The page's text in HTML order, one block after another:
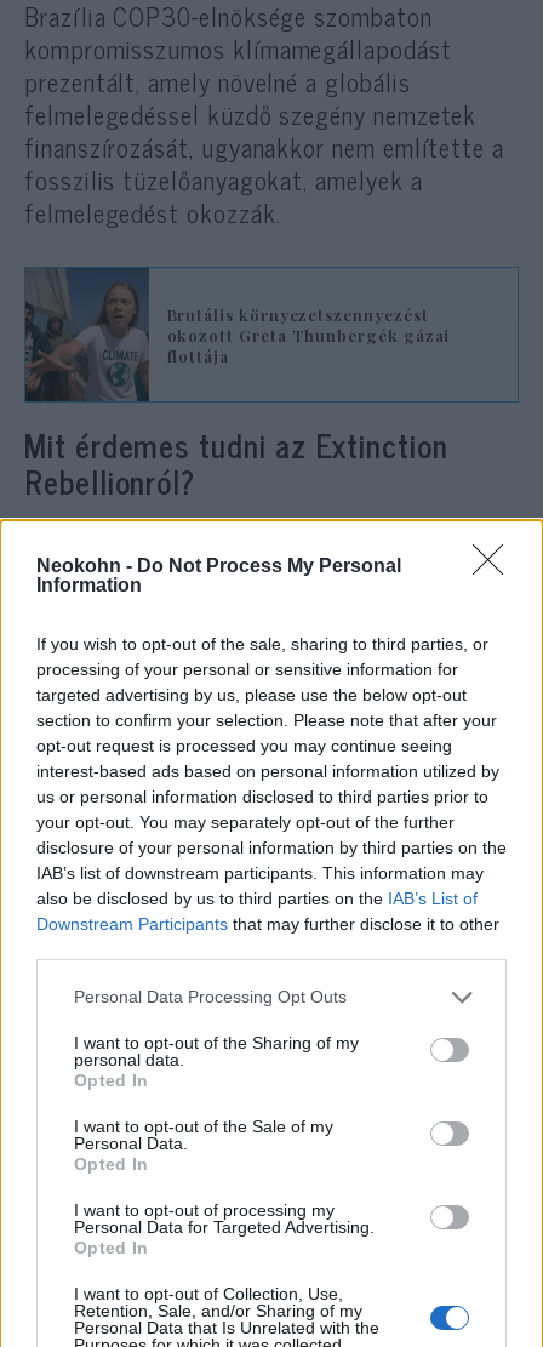
Neokohn - Do Not Process My Personal
Information
If you wish to opt-out of the sale, sharing to third parties, or
processing of your personal or sensitive information for
targeted advertising by us, please use the below opt-out
section to confirm your selection. Please note that after your
opt-out request is processed you may continue seeing
interest-based ads based on personal information utilized by
us or personal information disclosed to third parties prior to
your opt-out. You may separately opt-out of the further
disclosure of your personal information by third parties on the
IAB’s list of downstream participants. This information may
also be disclosed by us to third parties on the IAB’s List of
Downstream Participants that may further disclose it to other
Please note that this website/app uses one or more Google
not limited to your visit or usage behaviour. You may click to
grant or deny consent to Google and its third-party tags to
use your data for below specified purposes in below Google
consent section.
Personal Data Processing Opt Outs
I want to opt-out of the Sharing of my
personal data.
Opted In
I want to opt-out of the Sale of my
Personal Data.
Opted In
I want to opt-out of processing my
Personal Data for Targeted Advertising.
Opted In
I want to opt-out of Collection, Use,
Retention, Sale, and/or Sharing of my
Personal Data that Is Unrelated with the
Brazília COP30-elnöksége szombaton
kompromisszumos klímamegállapodást
prezentált, amely növelné a globális
felmelegedéssel küzdő szegény nemzetek
finanszírozását, ugyanakkor nem említette a
fosszilis tüzelőanyagokat, amelyek a
felmelegedést okozzák.
Brutális környezetszennyezést
okozott Greta Thunbergék gázai
flottája
Mit érdemes tudni az Extinction
Rebellionról?
klímaaktivista mozgalom, amely az elmúlt
években elsősorban látványos és sokszor a
közlekedést vagy a közélet működését
akadályozó akcióival vált ismertté. Taktikáik
között gyakran szerepel az utak, hidak és
közlekedési csomópontok blokádja, vagy akár
kulturális intézmények és kiállítások
megzavarása. Bár céljuk a klímaváltozás
elleni fellépés hangsúlyozása, módszereik
sok kritikát kaptak amiatt, hogy aránytalan
káoszt okoznak a hétköznapi embereknek,
miközben a valódi döntéshozókra kevés
közvetlen hatást gyakorolnak.
Több országban a lakosság
jelentős része inkább
bosszantónak és
kontraproduktívnak tartja
akcióikat, mintsem inspirálónak.
A szervezetet gyakran éri az a vád is, hogy
kommunikációjuk túlzó, sokszor